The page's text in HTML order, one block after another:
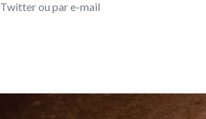
Twitter ou par e-mail